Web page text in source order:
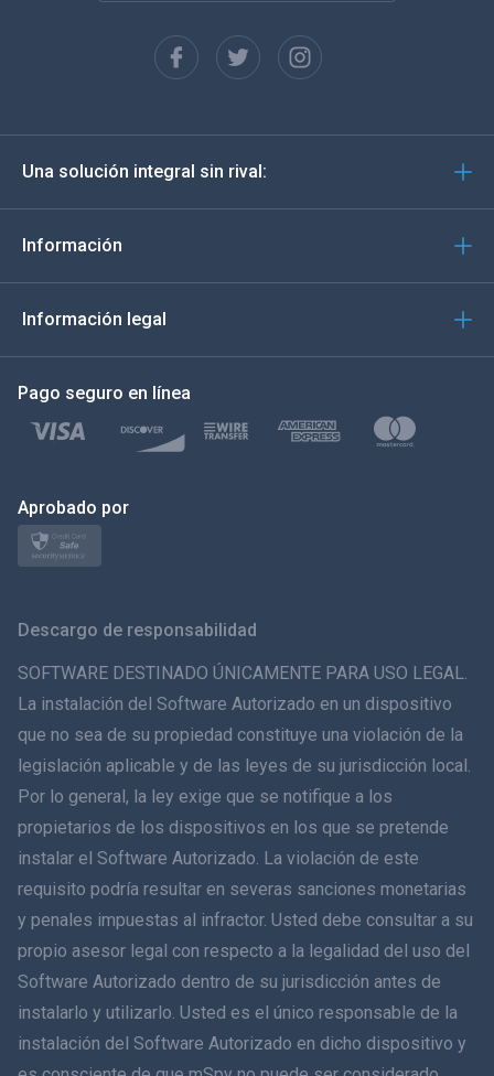
English
Deutsch
Italiano
Türkçe
Polski
日本
ภาษาไทย
Dansk
हिंदी
עברית
Română
Ελληνικά
Una solución integral sin rival:
Información
Información legal
Pago seguro en línea
Aprobado por
Descargo de responsabilidad
SOFTWARE DESTINADO ÚNICAMENTE PARA USO LEGAL.
La instalación del Software Autorizado en un dispositivo
que no sea de su propiedad constituye una violación de la
legislación aplicable y de las leyes de su jurisdicción local.
Por lo general, la ley exige que se notifique a los
propietarios de los dispositivos en los que se pretende
instalar el Software Autorizado. La violación de este
requisito podría resultar en severas sanciones monetarias
y penales impuestas al infractor. Usted debe consultar a su
propio asesor legal con respecto a la legalidad del uso del
Software Autorizado dentro de su jurisdicción antes de
instalarlo y utilizarlo. Usted es el único responsable de la
instalación del Software Autorizado en dicho dispositivo y